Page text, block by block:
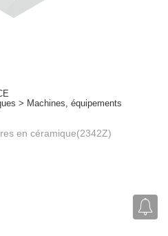
> Machines, équipements
en céramique(2342Z)